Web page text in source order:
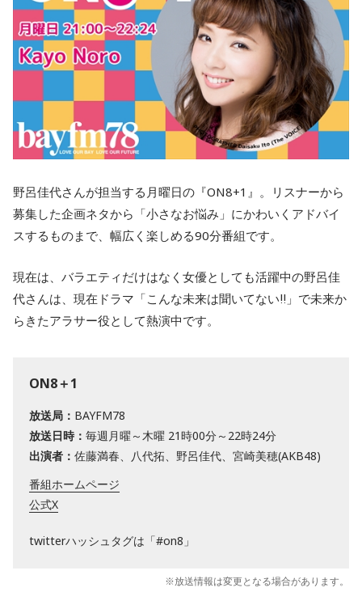
野呂佳代さんが担当する月曜日の『ON8+1』。リスナーから
募集した企画ネタから「小さなお悩み」にかわいくアドバイ
スするものまで、幅広く楽しめる90分番組です。
現在は、バラエティだけはなく女優としても活躍中の野呂佳
代さんは、現在ドラマ「こんな未来は聞いてない‼」で未来か
らきたアラサー役として熱演中です。
ON8＋1
放送局： BAYFM78
放送日時： 毎週月曜～木曜 21時00分～22時24分
出演者： 佐藤満春、八代拓、野呂佳代、宮崎美穂(AKB48)
番組ホームページ
公式X
twitterハッシュタグは「#on8」
※放送情報は変更となる場合があります。